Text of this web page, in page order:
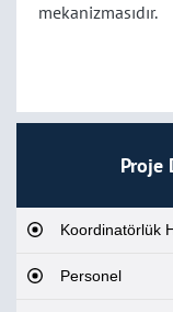
Proje
Koordinatörlük
Personel
mekanizmasıdır.